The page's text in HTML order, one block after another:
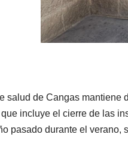
salud de Cangas mantiene
incluye el cierre de las
pasado durante el verano,